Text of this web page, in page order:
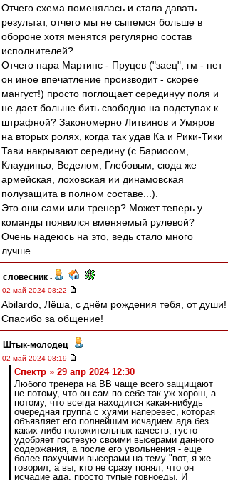
Отчего схема поменялась и стала давать
результат, отчего мы не сыпемся больше в
обороне хотя менятся регулярно состав
исполнителей?
Отчего пара Мартинс - Пруцев ("заец", гм - нет
он иное впечатление производит - скорее
мангуст!) просто поглощает серединуу поля и
не дает больше бить свободно на подступах к
штрафной? Закономерно Литвинов и Умяров
на вторых ролях, когда так удав Ка и Рики-Тики
Тави накрывают середину (с Бариосом,
Клаудиньо, Веделом, Глебовым, сюда же
армейская, лоховская ии динамовская
полузащита в полном составе...).
Это они сами или тренер? Может теперь у
команды появился вменяемый рулевой?
Очень надеюсь на это, ведь стало много
лучше.
словесник -
02 май 2024 08:22
Abilardo, Лёша, с днём рождения тебя, от души!
Спасибо за общение!
Штык-молодец -
02 май 2024 08:19
Спектр » 29 апр 2024 12:30
Любого тренера на ВВ чаще всего защищают
не потому, что он сам по себе так уж хорош, а
потому, что всегда находится какая-нибудь
очередная группа с хуями наперевес, которая
объявляет его полнейшим исчадием ада без
каких-либо положительных качеств, густо
удобряет гостевую своими высерами данного
содержания, а после его увольнения - еще
более пахучими высерами на тему "вот, я же
говорил, а вы, кто не сразу понял, что он
исчадие ада, просто тупые говноеды. И